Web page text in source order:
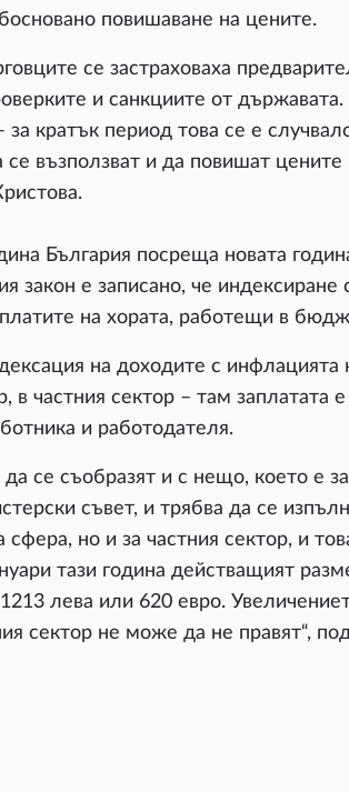
повишаване на цените.
се застраховаха
и санкциите от
кратък период това се е
възползват и да повишат цените
България посреща новата
закон е записано, че индексиране
на хората, работещи в
на доходите с инфлацията
в частния сектор – там заплатата
и работодателя.
се съобразят и с нещо, което е
съвет, и трябва да се
но и за частния сектор, и
тази година действащият
лева или 620 евро.
сектор не може да не правят“,